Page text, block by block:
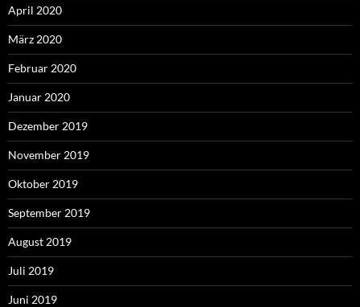
April 2020
März 2020
Februar 2020
Januar 2020
Dezember 2019
November 2019
Oktober 2019
September 2019
August 2019
Juli 2019
Juni 2019